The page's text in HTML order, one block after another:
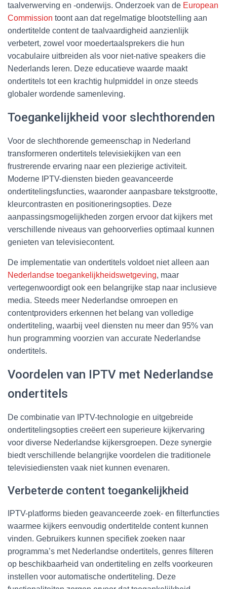
taalverwerving en -onderwijs. Onderzoek van de European
Commission toont aan dat regelmatige blootstelling aan
ondertitelde content de taalvaardigheid aanzienlijk
verbetert, zowel voor moedertaalsprekers die hun
vocabulaire uitbreiden als voor niet-native speakers die
Nederlands leren. Deze educatieve waarde maakt
ondertitels tot een krachtig hulpmiddel in onze steeds
globaler wordende samenleving.
Toegankelijkheid voor slechthorenden
Voor de slechthorende gemeenschap in Nederland
transformeren ondertitels televisiekijken van een
frustrerende ervaring naar een plezierige activiteit.
Moderne IPTV-diensten bieden geavanceerde
ondertitelingsfuncties, waaronder aanpasbare tekstgrootte,
kleurcontrasten en positioneringsopties. Deze
aanpassingsmogelijkheden zorgen ervoor dat kijkers met
verschillende niveaus van gehoorverlies optimaal kunnen
genieten van televisiecontent.
De implementatie van ondertitels voldoet niet alleen aan
Nederlandse toegankelijkheidswetgeving, maar
vertegenwoordigt ook een belangrijke stap naar inclusieve
media. Steeds meer Nederlandse omroepen en
contentproviders erkennen het belang van volledige
ondertiteling, waarbij veel diensten nu meer dan 95% van
hun programming voorzien van accurate Nederlandse
ondertitels.
Voordelen van IPTV met Nederlandse
ondertitels
De combinatie van IPTV-technologie en uitgebreide
ondertitelingsopties creëert een superieure kijkervaring
voor diverse Nederlandse kijkersgroepen. Deze synergie
biedt verschillende belangrijke voordelen die traditionele
televisiediensten vaak niet kunnen evenaren.
Verbeterde content toegankelijkheid
IPTV-platforms bieden geavanceerde zoek- en filterfuncties
waarmee kijkers eenvoudig ondertitelde content kunnen
vinden. Gebruikers kunnen specifiek zoeken naar
programma’s met Nederlandse ondertitels, genres filteren
op beschikbaarheid van ondertiteling en zelfs voorkeuren
instellen voor automatische ondertiteling. Deze